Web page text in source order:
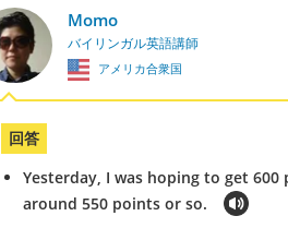
Momo
バイリンガル英語講師
アメリカ合衆国
回答
Yesterday, I was hoping to get
around 550 points or so.